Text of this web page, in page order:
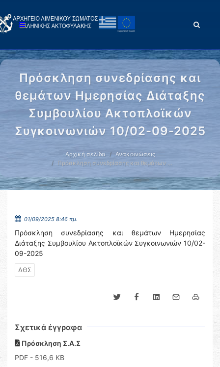
Πρόσκληση συνεδρίασης και
θεμάτων Ημερησίας Διάταξης
Συμβουλίου Ακτοπλοϊκών
Συγκοινωνιών 10/02-09-2025
Αρχική σελίδα
Ανακοινώσεις
Πρόσκληση συνεδρίασης και θεμάτων …
01/09/2025 8:46 πμ.
Πρόσκληση συνεδρίασης και θεμάτων Ημερησίας
Διάταξης Συμβουλίου Ακτοπλοϊκών Συγκοινωνιών 10/02-
09-2025
ΔΘΣ
Σχετικά έγγραφα
Πρόσκληση Σ.Α.Σ
PDF - 516,6 KB